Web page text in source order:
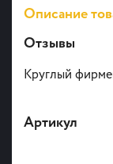
Описание
Отзывы
Круглый
Артикул